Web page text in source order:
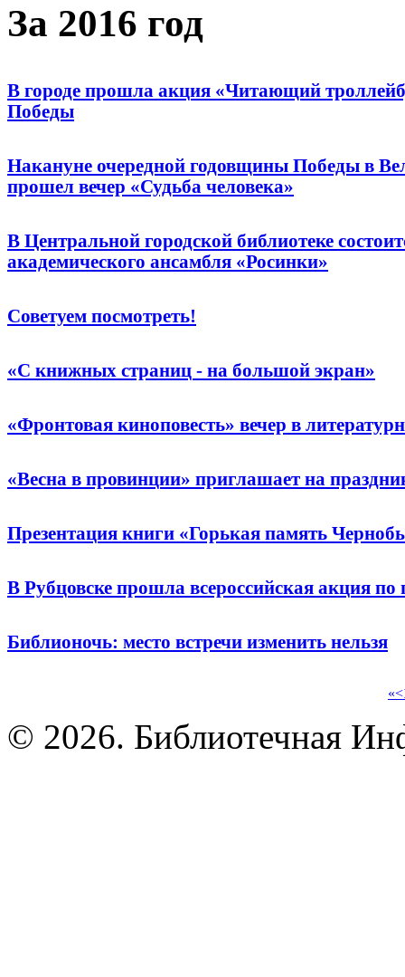
За 2016 год
В городе прошла акция «Читающий
Победы
Накануне очередной годовщины Победы в
прошел вечер «Судьба человека»
В Центральной городской библиотеке
академического ансамбля «Росинки»
Советуем посмотреть!
«С книжных страниц - на большой экран»
«Фронтовая киноповесть» вечер в
«Весна в провинции» приглашает на
Презентация книги «Горькая память
В Рубцовске прошла всероссийская акция
Библионочь: место встречи изменить нельзя
«<
© 2026. Библиотечная